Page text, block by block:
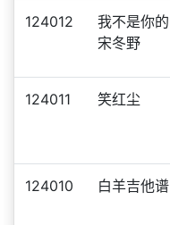
124012
我不是你的
宋冬野
124011 笑红尘
124010 白羊吉他谱